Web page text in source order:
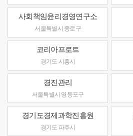
사회책임윤리경영연구소
서울특별시 종로구
코리아프로트
경기도 시흥시
경진관리
서울특별시 영등포구
경기도경제과학진흥원
경기도 파주시